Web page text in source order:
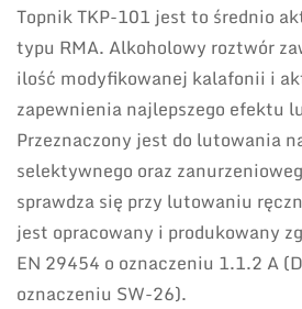
Topnik TKP-101 jest to średnio
typu RMA. Alkoholowy roztwór
ilość modyfikowanej kalafonii i
zapewnienia najlepszego efektu
Przeznaczony jest do lutowania
selektywnego oraz
sprawdza się przy lutowaniu
jest opracowany i produkowany
EN 29454 o oznaczeniu 1.1.2 A
oznaczeniu SW-26).